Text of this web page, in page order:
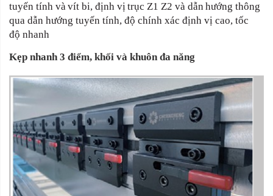
tuyến tính vàvít bi, định vịtrục Z1 Z2 và dẫn hướng thông
qua dẫn hướng tuyến tính, độ chính xác định vị cao, tốc
độ nhanh
Kẹp nhanh 3 điểm, khối và khuôn đa năng